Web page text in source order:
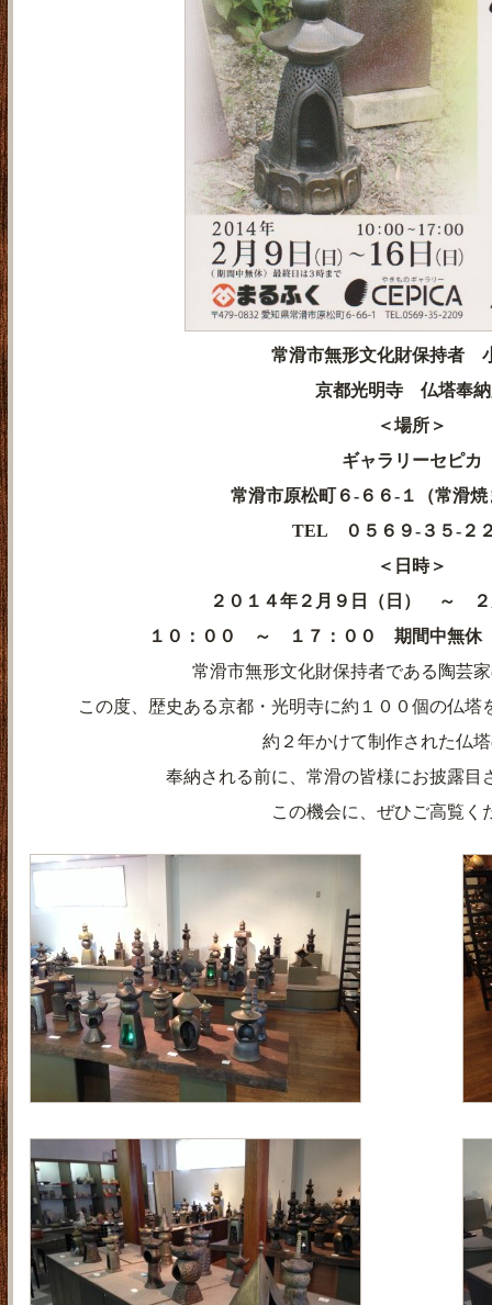
常滑市無形文化財保持者
京都光明寺 仏塔奉
＜場所＞
ギャラリーセピカ
常滑市原松町６-６６-１（常滑
TEL ０５６９-３５-２
＜日時＞
２０１４年２月９日（日） ～ ２
１０：００ ～ １７：００ 期間中無休
常滑市無形文化財保持者である陶芸
この度、歴史ある京都・光明寺に約１００個の仏
約２年かけて制作された仏
奉納される前に、常滑の皆様にお披露目
この機会に、ぜひご高覧く